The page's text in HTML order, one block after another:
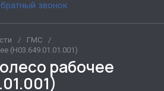
звонок
/ ГМС
/
(Н03.649.01.01.001)
рабочее